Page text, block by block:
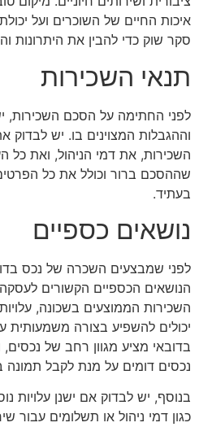
איכות החיים של השוכרים ועל
סקר שוק כדי להבין את היתרונות
תנאי השכירות
לפני החתימה על הסכם השכירות,
וההגבלות המצוינים בו. יש
השכירות, את דמי הניהול, ואת כל
שההסכם ברור וכולל את כל
בעתיד.
נושאים כספיים
לפני שמבצעים השכרה של נכס
הנושאים הכספיים הקשורים
השכירות הממוצעים בשכונה,
יכולים להשפיע בצורה משמעותית
בדובאי מציע מגוון רחב של נכסים,
נכסים דומים על מנת לקבל תמונה
בנוסף, יש לבדוק אם ישנן עלויות
כגון דמי ניהול או תשלומים עבור